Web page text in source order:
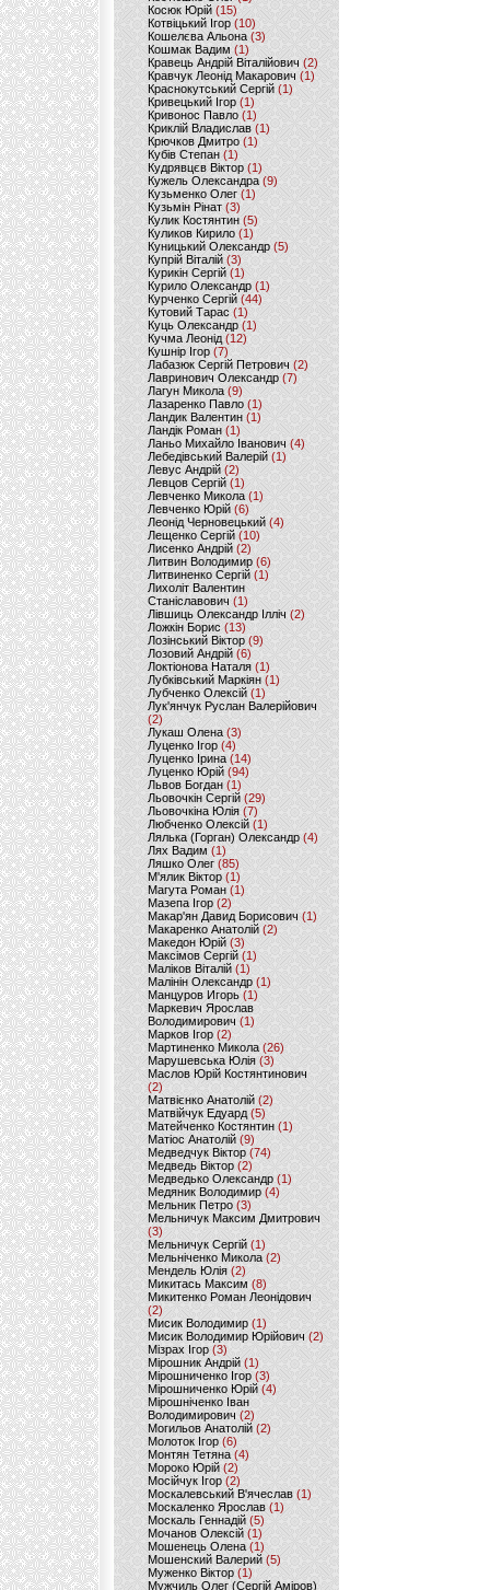
Косюк Юрій (15)
Котвіцький Ігор (10)
Кошелєва Альона(3)
Кошмак Вадим (1)
Кравець Андрій Віталійович (2)
Кравчук Леонід Макарович (1)
Краснокутський Сергій (1)
Кривецький Ігор (1)
Кривонос Павло (1)
Криклій Владислав (1)
Крючков Дмитро(1)
Кубів Степан(1)
Кудрявцєв Віктор (1)
Кужель Олександра (9)
Кузьменко Олег (1)
Кузьмін Рінат(3)
Кулик Костянтин(5)
Куликов Кирило (1)
Куницький Олександр (5)
Купрій Віталій (3)
Курикін Сергій(1)
Курило Олександр (1)
Курченко Сергій (44)
Кутовий Тарас (1)
Куць Олександр (1)
Кучма Леонід (12)
Кушнір Ігор(7)
Лабазюк Сергій Петрович (2)
Лавринович Олександр(7)
Лагун Микола(9)
Лазаренко Павло (1)
Ландик Валентин (1)
Ландік Роман (1)
Ланьо Михайло Іванович(4)
Лебедівський Валерій(1)
Левус Андрій(2)
Левцов Сергій (1)
Левченко Микола (1)
Левченко Юрій (6)
Леонід Черновецький (4)
Лещенко Сергій (10)
Лисенко Андрій (2)
Литвин Володимир (6)
Литвиненко Сергій (1)
Лихоліт Валентин
Станіславович (1)
Лівшиць Олександр Ілліч (2)
Ложкін Борис(13)
Лозінський Віктор(9)
Лозовий Андрій (6)
Локтіонова Наталя (1)
Лубківський Маркіян(1)
Лубченко Олексій (1)
Лук'янчук Руслан Валерійович
(2)
Лукаш Олена (3)
Луценко Ігор (4)
Луценко Ірина (14)
Луценко Юрій (94)
Львов Богдан (1)
Льовочкін Сергій (29)
Льовочкіна Юлія(7)
Любченко Олексій(1)
Лялька (Горган) Олександр(4)
Лях Вадим (1)
Ляшко Олег (85)
М'ялик Віктор(1)
Магута Роман(1)
Мазепа Ігор (2)
Макар'ян Давид Борисович(1)
Макаренко Анатолій (2)
Македон Юрій(3)
Максімов Сергій (1)
Маліков Віталій (1)
Малінін Олександр (1)
Манцуров Игорь (1)
Маркевич Ярослав
Володимирович (1)
Марков Ігор (2)
Мартиненко Микола (26)
Марушевська Юлія (3)
Маслов Юрій Костянтинович
(2)
Матвієнко Анатолій (2)
Матвійчук Едуард(5)
Матейченко Костянтин (1)
Матіос Анатолій (9)
Медведчук Віктор(74)
Медведь Віктор (2)
Медведько Олександр (1)
Медяник Володимир(4)
Мельник Петро (3)
Мельничук Максим Дмитрович
(3)
Мельничук Сергій (1)
Мельніченко Микола (2)
Мендель Юлія (2)
Микитась Максим (8)
Микитенко Роман Леонідович
(2)
Мисик Володимир (1)
Мисик Володимир Юрійович(2)
Мізрах Ігор(3)
Мірошник Андрій(1)
Мірошниченко Ігор (3)
Мірошниченко Юрій(4)
Мірошніченко Іван
Володимирович (2)
Могильов Анатолій (2)
Молоток Ігор (6)
Монтян Тетяна (4)
Мороко Юрій(2)
Мосійчук Ігор (2)
Москалевський В'ячеслав (1)
Москаленко Ярослав (1)
Москаль Геннадій (5)
Мочанов Олексій(1)
Мошенець Олена(1)
Мошенский Валерий (5)
Муженко Віктор (1)
Мужчиль Олег (Сергій Аміров)